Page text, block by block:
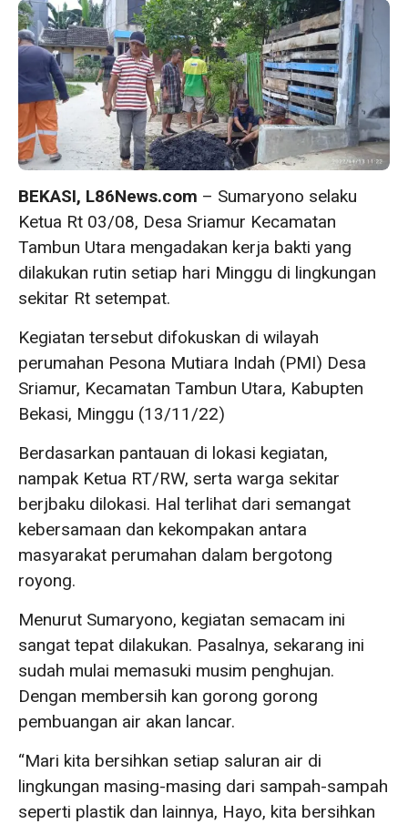
BEKASI, L86News.com – Sumaryono selaku
Ketua Rt 03/08, Desa Sriamur Kecamatan
Tambun Utara mengadakan kerja bakti yang
dilakukan rutin setiap hari Minggu di lingkungan
sekitar Rt setempat.
Kegiatan tersebut difokuskan di wilayah
perumahan Pesona Mutiara Indah (PMI) Desa
Sriamur, Kecamatan Tambun Utara, Kabupten
Bekasi, Minggu (13/11/22)
Berdasarkan pantauan di lokasi kegiatan,
nampak Ketua RT/RW, serta warga sekitar
berjbaku dilokasi. Hal terlihat dari semangat
kebersamaan dan kekompakan antara
masyarakat perumahan dalam bergotong
royong.
Menurut Sumaryono, kegiatan semacam ini
sangat tepat dilakukan. Pasalnya, sekarang ini
sudah mulai memasuki musim penghujan.
Dengan membersih kan gorong gorong
pembuangan air akan lancar.
“Mari kita bersihkan setiap saluran air di
lingkungan masing-masing dari sampah-sampah
seperti plastik dan lainnya, Hayo, kita bersihkan